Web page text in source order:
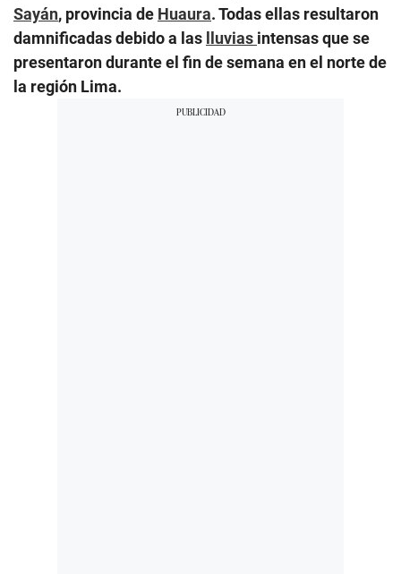
Sayán, provincia de Huaura. Todas ellas resultaron
damnificadas debido a las lluvias intensas que se
presentaron durante el fin de semana en el norte de
la región Lima.